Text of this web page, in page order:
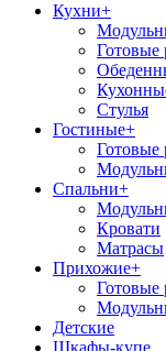
Кухни+
Готовые
Стулья
Гостиные+
Готовые
Спальни+
Кровати
Матрасы
Прихожие+
Готовые
Детские
Шкафы-купе